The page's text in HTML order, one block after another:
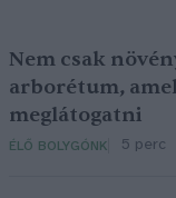
Nem csak
arborétum,
meglátogatni
ÉLŐ BOLYGÓNK 5 perc